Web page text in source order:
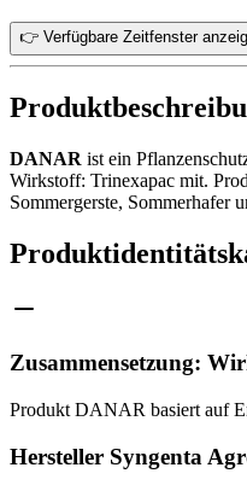
👉 Verfügbare Zeitfenster
DANAR ist ein
Wirkstoff: Trinexapac mit.
Sommergerste, Sommerhafer
Zusammensetzung:
Produkt DANAR basiert auf
Hersteller Syngenta